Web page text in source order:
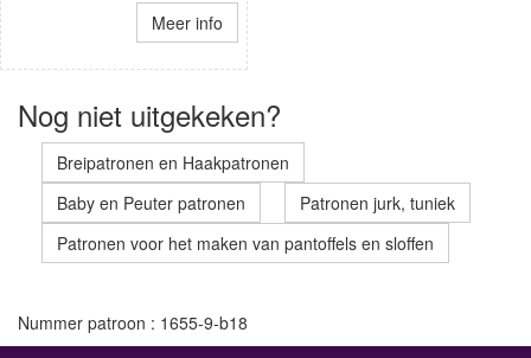
Meer info
Nog niet uitgekeken?
Breipatronen en Haakpatronen
Baby en Peuter patronen
Patronen jurk, tuniek
Patronen voor het maken van pantoffels en sloffen
Nummer patroon : 1655-9-b18